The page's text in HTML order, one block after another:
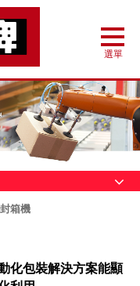
箱機
化包裝解決方案能顯